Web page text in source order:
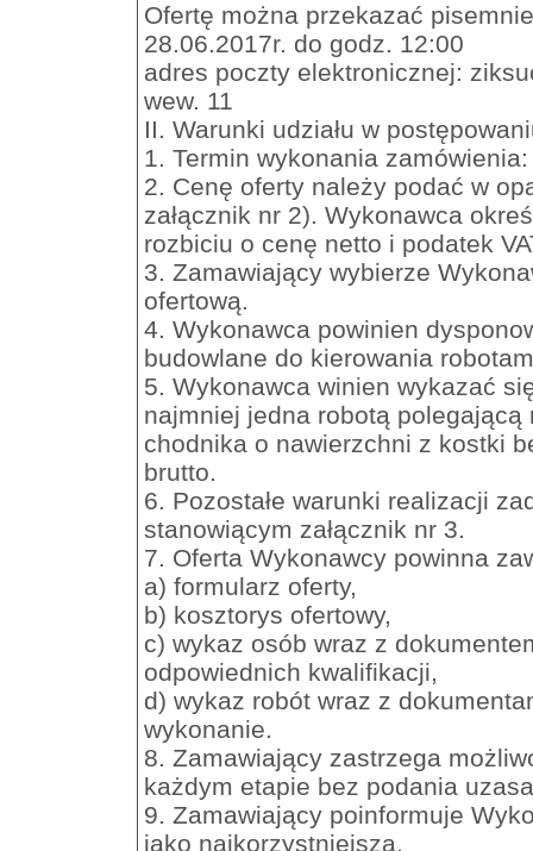
Ofertę można przekazać
28.06.2017r. do godz. 12:00
adres poczty elektronicznej:
wew. 11
II. Warunki udziału w
1. Termin wykonania
2. Cenę oferty należy podać w
załącznik nr 2). Wykonawca
rozbiciu o cenę netto i podatek
3. Zamawiający wybierze
ofertową.
4. Wykonawca powinien
budowlane do kierowania
5. Wykonawca winien wykazać
najmniej jedna robotą
chodnika o nawierzchni z kostki
brutto.
6. Pozostałe warunki realizacji
stanowiącym załącznik nr 3.
7. Oferta Wykonawcy powinna
a) formularz oferty,
b) kosztorys ofertowy,
c) wykaz osób wraz z
odpowiednich kwalifikacji,
d) wykaz robót wraz z
wykonanie.
8. Zamawiający zastrzega
każdym etapie bez podania
9. Zamawiający poinformuje
jako najkorzystniejsza.